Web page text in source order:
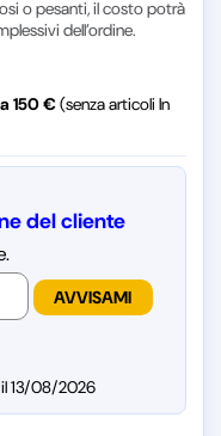
o pesanti, il costo potrà
dell’ordine.
150 €(senza articoli In
del cliente
il 13/08/2026